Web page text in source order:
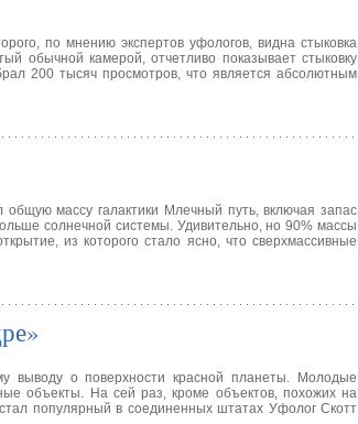
по мнению экспертов уфологов, видна стыковка
обычной камерой, отчетливо показывает стыковку
200 тысяч просмотров, что является абсолютным
общую массу галактики Млечный путь, включая запас
солнечной системы. Удивительно, но 90% массы
из которого стало ясно, что сверхмассивные
выводу о поверхности красной планеты. Молодые
объекты. На сей раз, кроме объектов, похожих на
популярный в соединенных штатах Уфолог Скотт